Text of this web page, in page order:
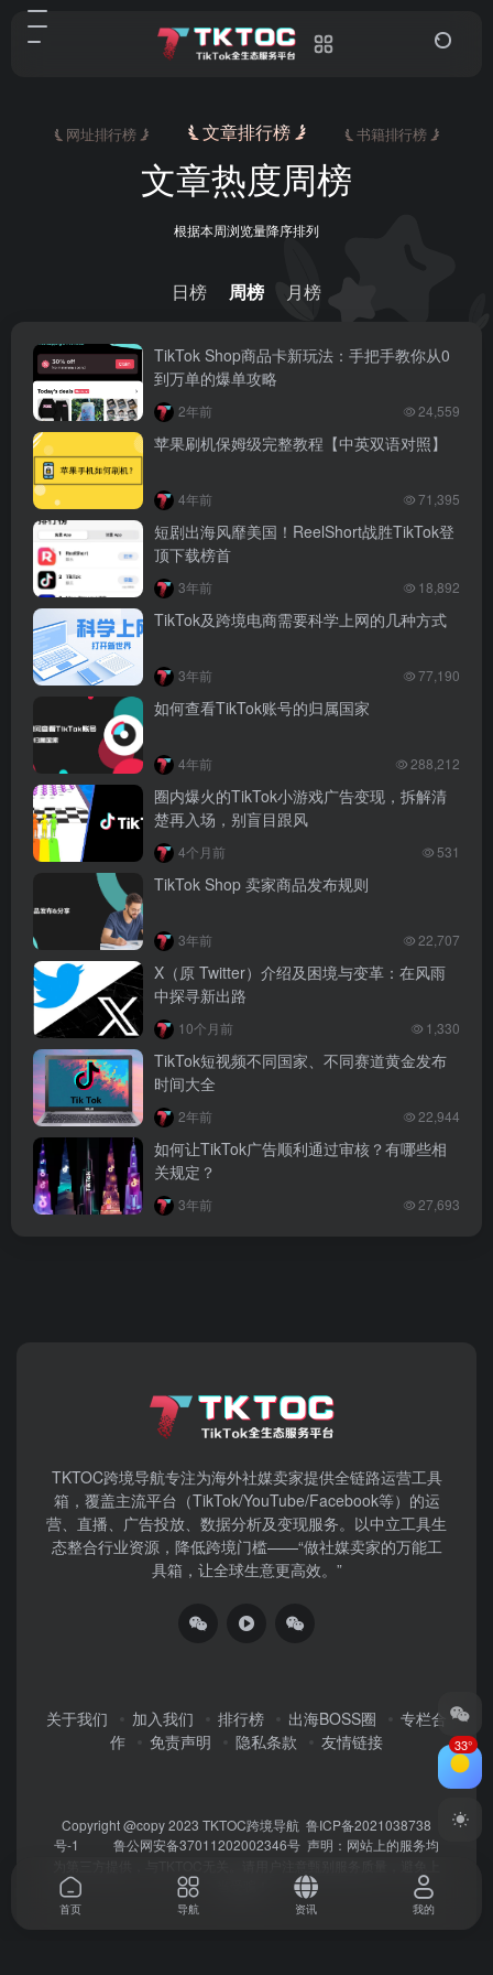
文章排行榜 书籍排行榜
网址排行榜
文章热度周榜
根据本周浏览量降序排列
日榜 周榜 月榜
TikTok Shop商品卡新玩法：手把手教你从0
到万单的爆单攻略
2年前 24,559
苹果刷机保姆级完整教程【中英双语对照】
4年前 71,395
短剧出海风靡美国！ReelShort战胜TikTok登
顶下载榜首
3年前 18,892
TikTok及跨境电商需要科学上网的几种方式
3年前 77,190
如何查看TikTok账号的归属国家
4年前 288,212
圈内爆火的TikTok小游戏广告变现，拆解清
楚再入场，别盲目跟风
4个月前 531
TikTok Shop 卖家商品发布规则
3年前 22,707
X（原 Twitter）介绍及困境与变革：在风雨
中探寻新出路
10个月前 1,330
TikTok短视频不同国家、不同赛道黄金发布
时间大全
2年前 22,944
如何让TikTok广告顺利通过审核？有哪些相
关规定？
3年前 27,693
TKTOC跨境导航​专注为海外社媒卖家提供全链路运营工具
箱，覆盖主流平台（TikTok/YouTube/Facebook等）​的运
营、直播、广告投放、数据分析及变现服务。以中立工具生
态整合行业资源，降低跨境门槛——“做社媒卖家的万能工
具箱，让全球生意更高效。”
关于我们 加入我们 排行榜 出海BOSS圈
专栏合
作
免责声明 隐私条款 友情链接
Copyright @copy 2023 TKTOC跨境导航 鲁ICP备2021038738
号-1
鲁公网安备37011202002346号 声明：网站上的服务均
33°
首页 导航 资讯 我的